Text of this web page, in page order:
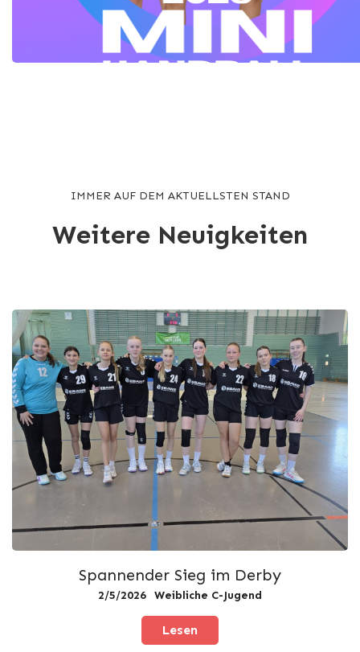
IMMER AUF DEM AKTUELLSTEN STAND
Weitere Neuigkeiten
Spannender Sieg im Derby
2/5/2026 Weibliche C-Jugend
Lesen